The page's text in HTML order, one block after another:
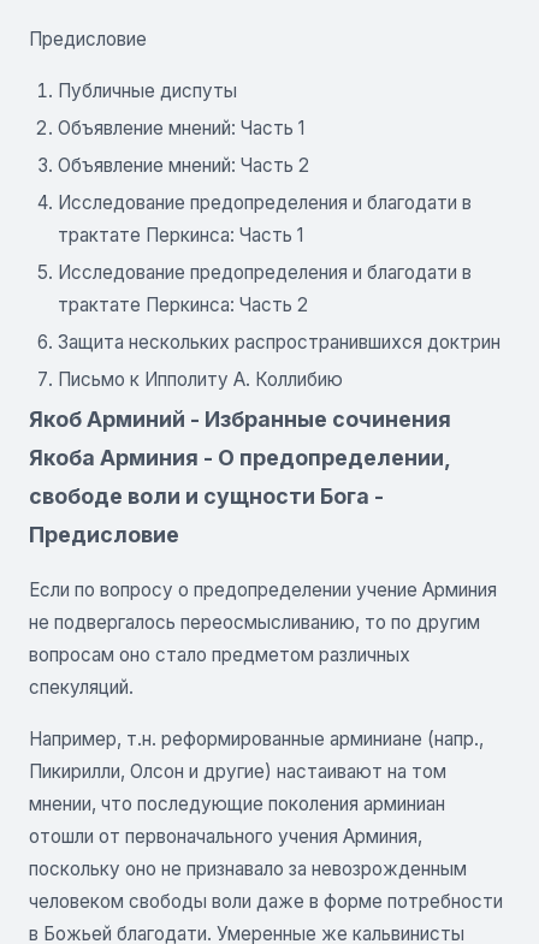
Предисловие
Публичные диспуты
Объявление мнений: Часть 1
Объявление мнений: Часть 2
Исследование предопределения и благодати в
трактате Перкинса: Часть 1
Исследование предопределения и благодати в
трактате Перкинса: Часть 2
Защита нескольких распространившихся доктрин
Письмо к Ипполиту А. Коллибию
Якоб Арминий - Избранные сочинения
Якоба Арминия - О предопределении,
свободе воли и сущности Бога -
Предисловие
Если по вопросу о предопределении учение Арминия
не подвергалось переосмысливанию, то по другим
вопросам оно стало предметом различных
спекуляций.
Например, т.н. реформированные арминиане (напр.,
Пикирилли, Олсон и другие) настаивают на том
мнении, что последующие поколения арминиан
отошли от первоначального учения Арминия,
поскольку оно не признавало за невозрожденным
человеком свободы воли даже в форме потребности
в Божьей благодати. Умеренные же кальвинисты